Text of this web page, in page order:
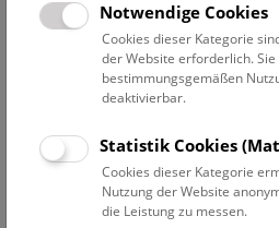
Datumsfilter
Datum
Erweiterte
Notwendige Cookies
Cookies dieser Kategorie
der Website erforderlich.
bestimmungsgemäßen
deaktivierbar.
Statistik Cookies
Cookies dieser Kategorie
Nutzung der Website
die Leistung zu messen.